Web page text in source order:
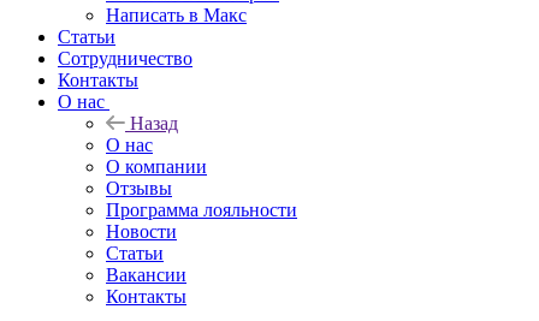
Написать в Макс
Статьи
Сотрудничество
Контакты
О нас
Назад
О нас
О компании
Отзывы
Программа лояльности
Новости
Статьи
Вакансии
Контакты